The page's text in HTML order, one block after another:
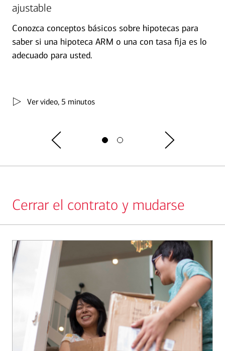
ajustable
Conozca conceptos básicos sobre hipotecas para
saber si una hipoteca ARM o una con tasa fija es lo
adecuado para usted.
Ver video, 5 minutos
Cerrar el contrato y mudarse
Slide
1